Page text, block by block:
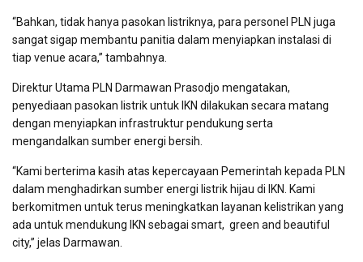
“Bahkan, tidak hanya pasokan listriknya, para personel PLN juga
sangat sigap membantu panitia dalam menyiapkan instalasi di
tiap venue acara,” tambahnya.
Direktur Utama PLN Darmawan Prasodjo mengatakan,
penyediaan pasokan listrik untuk IKN dilakukan secara matang
dengan menyiapkan infrastruktur pendukung serta
mengandalkan sumber energi bersih.
“Kami berterima kasih atas kepercayaan Pemerintah kepada PLN
dalam menghadirkan sumber energi listrik hijau di IKN. Kami
berkomitmen untuk terus meningkatkan layanan kelistrikan yang
ada untuk mendukung IKN sebagai smart, green and beautiful
city,” jelas Darmawan.